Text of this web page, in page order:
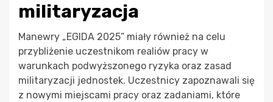
militaryzacja
Manewry „EGIDA 2025” miały również na celu
przybliżenie uczestnikom realiów pracy w
warunkach podwyższonego ryzyka oraz zasad
militaryzacji jednostek. Uczestnicy zapoznawali się
z nowymi miejscami pracy oraz zadaniami, które